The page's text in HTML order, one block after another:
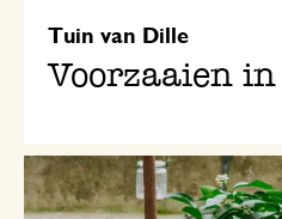
Tuin van Dille
Voorzaaien